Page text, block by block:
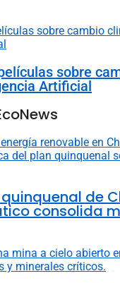
sobre
Artificial
de
consolida